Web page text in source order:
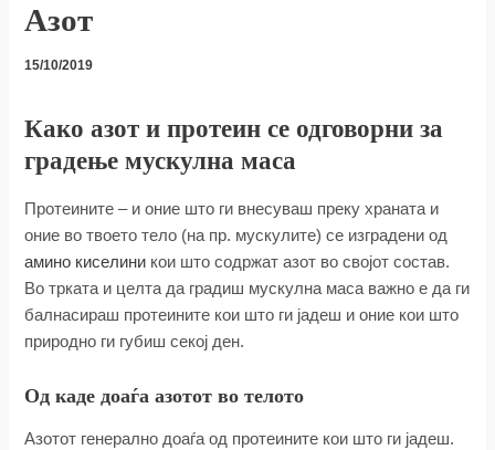
Азот
15/10/2019
Како азот и протеин се одговорни за
градење мускулна маса
Протеините – и оние што ги внесуваш преку храната и
оние во твоето тело (на пр. мускулите) се изградени од
амино киселини кои што содржат азот во својот состав.
Во трката и целта да градиш мускулна маса важно е да ги
балнасираш протеините кои што ги јадеш и оние кои што
природно ги губиш секој ден.
Од каде доаѓа азотот во телото
Азотот генерално доаѓа од протеините кои што ги јадеш.